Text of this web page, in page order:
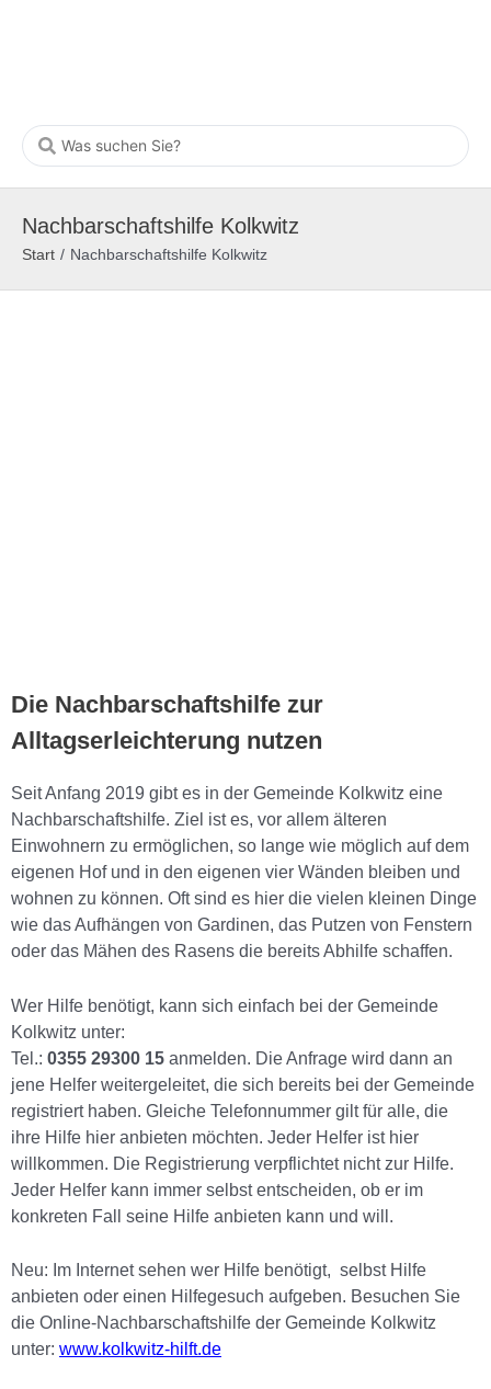
Nachbarschaftshilfe Kolkwitz
Start / Nachbarschaftshilfe Kolkwitz
Die Nachbarschaftshilfe zur
Alltagserleichterung nutzen
Seit Anfang 2019 gibt es in der Gemeinde Kolkwitz eine
Nachbarschaftshilfe. Ziel ist es, vor allem älteren
Einwohnern zu ermöglichen, so lange wie möglich auf dem
eigenen Hof und in den eigenen vier Wänden bleiben und
wohnen zu können. Oft sind es hier die vielen kleinen Dinge
wie das Aufhängen von Gardinen, das Putzen von Fenstern
oder das Mähen des Rasens die bereits Abhilfe schaffen.
Wer Hilfe benötigt, kann sich einfach bei der Gemeinde
Kolkwitz unter:
Tel.: 0355 29300 15 anmelden. Die Anfrage wird dann an
jene Helfer weitergeleitet, die sich bereits bei der Gemeinde
registriert haben. Gleiche Telefonnummer gilt für alle, die
ihre Hilfe hier anbieten möchten. Jeder Helfer ist hier
willkommen. Die Registrierung verpflichtet nicht zur Hilfe.
Jeder Helfer kann immer selbst entscheiden, ob er im
konkreten Fall seine Hilfe anbieten kann und will.
Neu: Im Internet sehen wer Hilfe benötigt, selbst Hilfe
anbieten oder einen Hilfegesuch aufgeben. Besuchen Sie
die Online-Nachbarschaftshilfe der Gemeinde Kolkwitz
unter: www.kolkwitz-hilft.de